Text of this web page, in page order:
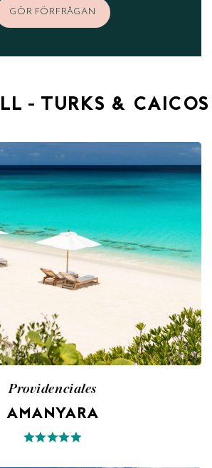
GÖR FÖRFRÅGAN
- TURKS & CAICOS
Providenciales
AMANYARA